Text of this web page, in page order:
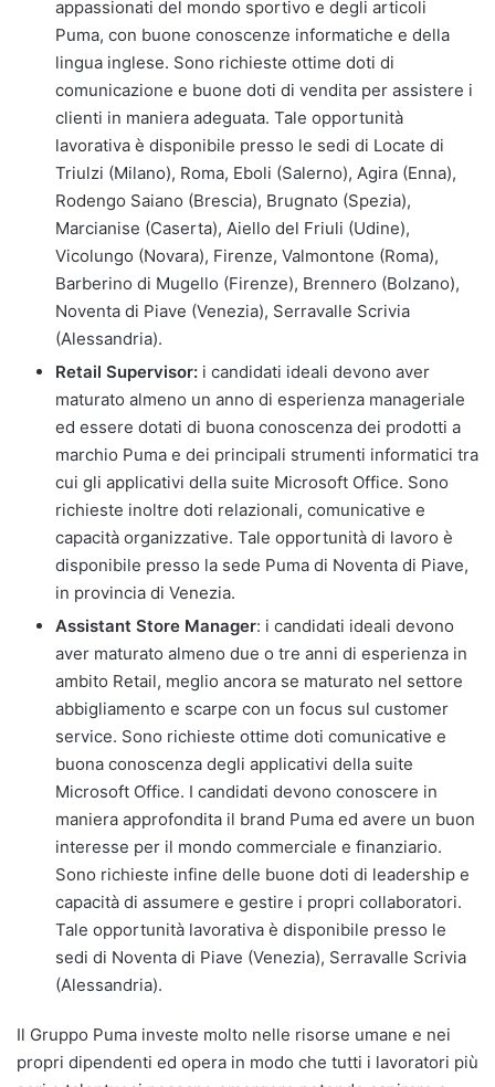
appassionati del mondo sportivo e degli articoli
Puma, con buone conoscenze informatiche e della
lingua inglese. Sono richieste ottime doti di
comunicazione e buone doti di vendita per assistere i
clienti in maniera adeguata. Tale opportunità
lavorativa è disponibile presso le sedi di Locate di
Triulzi (Milano), Roma, Eboli (Salerno), Agira (Enna),
Rodengo Saiano (Brescia), Brugnato (Spezia),
Marcianise (Caserta), Aiello del Friuli (Udine),
Vicolungo (Novara), Firenze, Valmontone (Roma),
Barberino di Mugello (Firenze), Brennero (Bolzano),
Noventa di Piave (Venezia), Serravalle Scrivia
(Alessandria).
Retail Supervisor: i candidati ideali devono aver
maturato almeno un anno di esperienza manageriale
ed essere dotati di buona conoscenza dei prodotti a
marchio Puma e dei principali strumenti informatici tra
cui gli applicativi della suite Microsoft Office. Sono
richieste inoltre doti relazionali, comunicative e
capacità organizzative. Tale opportunità di lavoro è
disponibile presso la sede Puma di Noventa di Piave,
in provincia di Venezia.
Assistant Store Manager: i candidati ideali devono
aver maturato almeno due o tre anni di esperienza in
ambito Retail, meglio ancora se maturato nel settore
abbigliamento e scarpe con un focus sul customer
service. Sono richieste ottime doti comunicative e
buona conoscenza degli applicativi della suite
Microsoft Office. I candidati devono conoscere in
maniera approfondita il brand Puma ed avere un buon
interesse per il mondo commerciale e finanziario.
Sono richieste infine delle buone doti di leadership e
capacità di assumere e gestire i propri collaboratori.
Tale opportunità lavorativa è disponibile presso le
sedi di Noventa di Piave (Venezia), Serravalle Scrivia
(Alessandria).
Il Gruppo Puma investe molto nelle risorse umane e nei
propri dipendenti ed opera in modo che tutti i lavoratori più